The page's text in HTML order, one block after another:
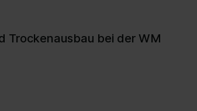
Trockenausbau bei der WM